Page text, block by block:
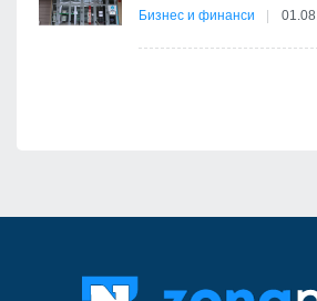
Бизнес и финанси